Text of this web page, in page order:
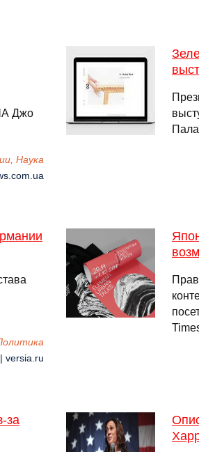
Джо
Наука
versia.ru
за